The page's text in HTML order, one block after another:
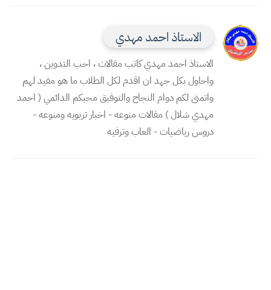
الاستاذ احمد مهدي
الاستاذ احمد مهدي كاتب مقالات ، احب التدوين ،
واحاول بكل جهد ان اقدم لكل الطلاب ما هو مفيد لهم
واتمنى لكم دوام النجاح والتوفيق محبكم الدائمي ( احمد
مهدي شلال ) مقالات منوعه - اخبار تربويه ومنوعه -
دروس رياضيات - العاب وترفيه